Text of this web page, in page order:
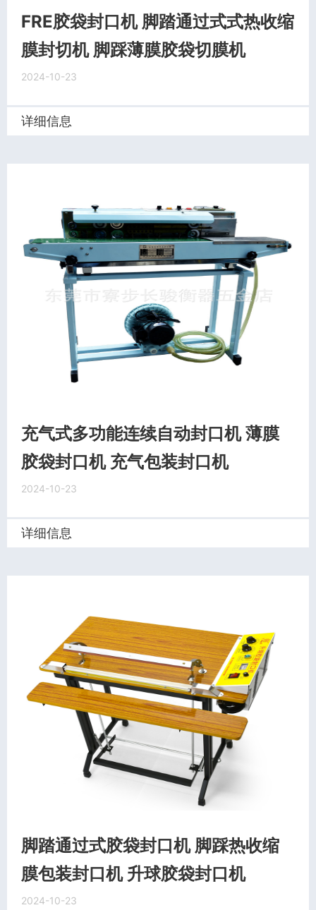
FRE胶袋封口机 脚踏通过式式热收缩
膜封切机 脚踩薄膜胶袋切膜机
2024-10-23
详细信息
充气式多功能连续自动封口机 薄膜
胶袋封口机 充气包装封口机
2024-10-23
详细信息
脚踏通过式胶袋封口机 脚踩热收缩
膜包装封口机 升球胶袋封口机
2024-10-23